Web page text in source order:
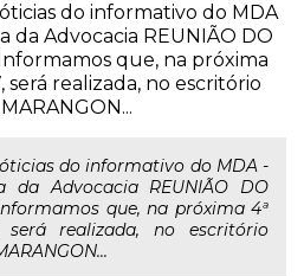
do informativo do MDA
da Advocacia REUNIÃO DO
que, na próxima
será realizada, no escritório
do informativo do MDA -
da Advocacia REUNIÃO DO
que, na próxima 4ª
será realizada, no escritório